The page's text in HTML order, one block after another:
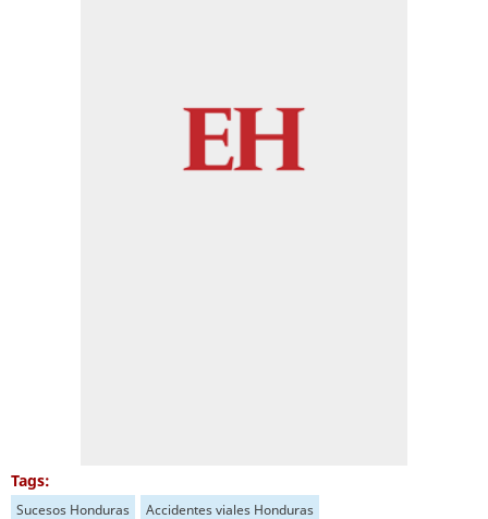
Tags:
Sucesos Honduras Accidentes viales Honduras